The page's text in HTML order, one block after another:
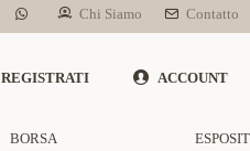
Chi Siamo Contatto
REGISTRATI ACCOUNT
BORSA